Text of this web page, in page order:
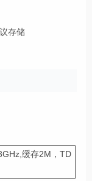
存储
缓存2M，TD